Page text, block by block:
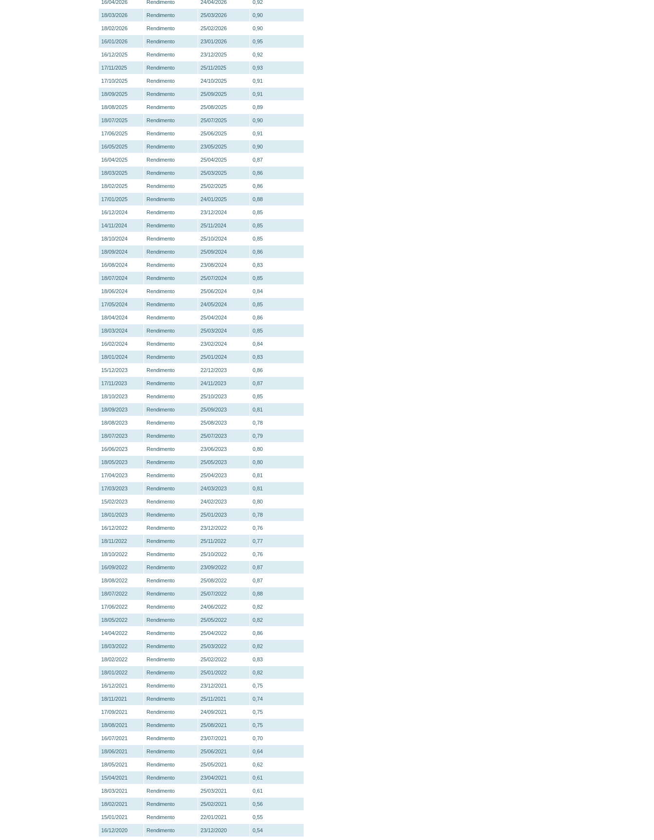
16/04/2026 Rendimento 24/04/2026 0,92
18/03/2026 Rendimento 25/03/2026 0,90
18/02/2026 Rendimento 25/02/2026 0,90
16/01/2026 Rendimento 23/01/2026 0,95
16/12/2025 Rendimento 23/12/2025 0,92
17/11/2025 Rendimento 25/11/2025 0,93
17/10/2025 Rendimento 24/10/2025 0,91
18/09/2025 Rendimento 25/09/2025 0,91
18/08/2025 Rendimento 25/08/2025 0,89
18/07/2025 Rendimento 25/07/2025 0,90
17/06/2025 Rendimento 25/06/2025 0,91
16/05/2025 Rendimento 23/05/2025 0,90
16/04/2025 Rendimento 25/04/2025 0,87
18/03/2025 Rendimento 25/03/2025 0,86
18/02/2025 Rendimento 25/02/2025 0,86
17/01/2025 Rendimento 24/01/2025 0,88
16/12/2024 Rendimento 23/12/2024 0,85
14/11/2024 Rendimento 25/11/2024 0,85
18/10/2024 Rendimento 25/10/2024 0,85
18/09/2024 Rendimento 25/09/2024 0,86
16/08/2024 Rendimento 23/08/2024 0,83
18/07/2024 Rendimento 25/07/2024 0,85
18/06/2024 Rendimento 25/06/2024 0,84
17/05/2024 Rendimento 24/05/2024 0,85
18/04/2024 Rendimento 25/04/2024 0,86
18/03/2024 Rendimento 25/03/2024 0,85
16/02/2024 Rendimento 23/02/2024 0,84
18/01/2024 Rendimento 25/01/2024 0,83
15/12/2023 Rendimento 22/12/2023 0,86
17/11/2023 Rendimento 24/11/2023 0,87
18/10/2023 Rendimento 25/10/2023 0,85
18/09/2023 Rendimento 25/09/2023 0,81
18/08/2023 Rendimento 25/08/2023 0,78
18/07/2023 Rendimento 25/07/2023 0,79
16/06/2023 Rendimento 23/06/2023 0,80
18/05/2023 Rendimento 25/05/2023 0,80
17/04/2023 Rendimento 25/04/2023 0,81
17/03/2023 Rendimento 24/03/2023 0,81
15/02/2023 Rendimento 24/02/2023 0,80
18/01/2023 Rendimento 25/01/2023 0,78
16/12/2022 Rendimento 23/12/2022 0,76
18/11/2022 Rendimento 25/11/2022 0,77
18/10/2022 Rendimento 25/10/2022 0,76
16/09/2022 Rendimento 23/09/2022 0,87
18/08/2022 Rendimento 25/08/2022 0,87
18/07/2022 Rendimento 25/07/2022 0,88
17/06/2022 Rendimento 24/06/2022 0,82
18/05/2022 Rendimento 25/05/2022 0,82
14/04/2022 Rendimento 25/04/2022 0,86
18/03/2022 Rendimento 25/03/2022 0,82
18/02/2022 Rendimento 25/02/2022 0,83
18/01/2022 Rendimento 25/01/2022 0,82
16/12/2021 Rendimento 23/12/2021 0,75
18/11/2021 Rendimento 25/11/2021 0,74
17/09/2021 Rendimento 24/09/2021 0,75
18/08/2021 Rendimento 25/08/2021 0,75
16/07/2021 Rendimento 23/07/2021 0,70
18/06/2021 Rendimento 25/06/2021 0,64
18/05/2021 Rendimento 25/05/2021 0,62
15/04/2021 Rendimento 23/04/2021 0,61
18/03/2021 Rendimento 25/03/2021 0,61
18/02/2021 Rendimento 25/02/2021 0,56
15/01/2021 Rendimento 22/01/2021 0,55
16/12/2020 Rendimento 23/12/2020 0,54